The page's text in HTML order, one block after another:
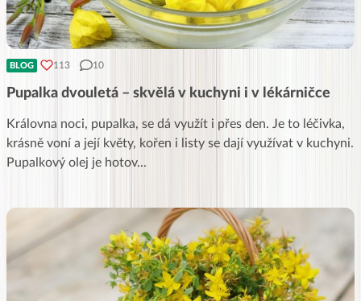
BLOG 113 10
Pupalka dvouletá – skvělá v kuchyni i v lékárničce
Královna noci, pupalka, se dá využít i přes den. Je to léčivka,
krásně voní a její květy, kořen i listy se dají využívat v kuchyni.
Pupalkový olej je hotov...